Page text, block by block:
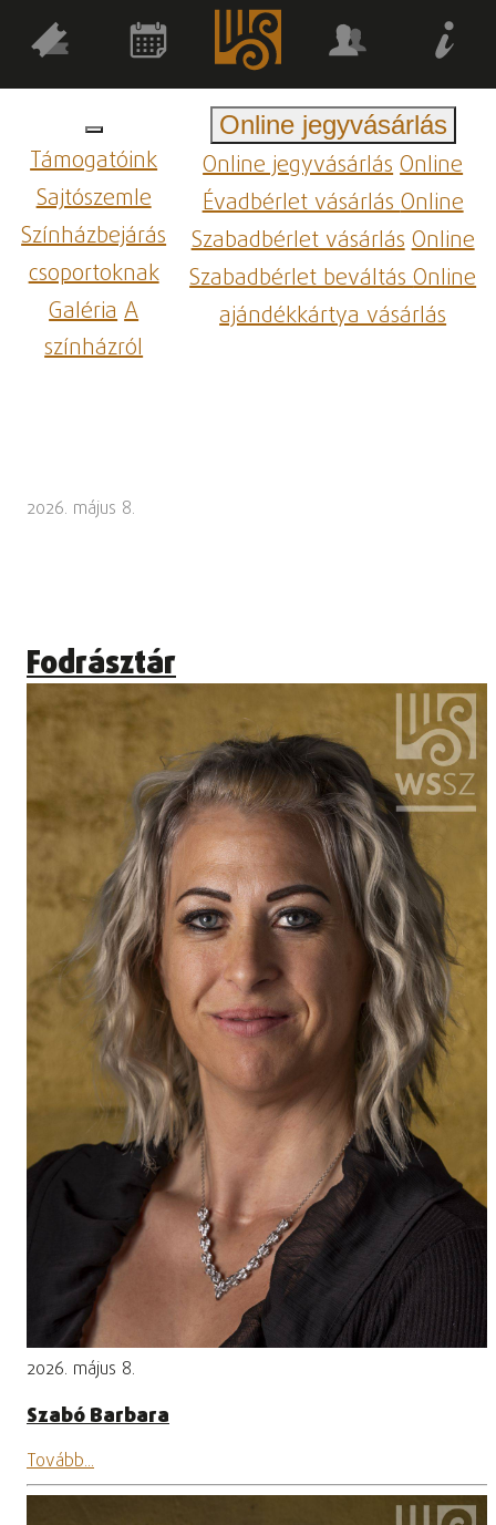
Támogatóink
Sajtószemle
Színházbejárás
csoportoknak
GalériaA
színházról
Online jegyvásárlás
Online jegyvásárlásOnline
Évadbérlet vásárlásOnline
Szabadbérlet vásárlásOnline
Szabadbérlet beváltásOnline
ajándékkártya vásárlás
2026. május 8.
Fodrásztár
2026. május 8.
Szabó Barbara
Tovább...